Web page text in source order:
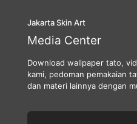
Jakarta Skin Art
Media Center
Download wallpaper tato,
kami, pedoman pemakaian
dan materi lainnya dengan